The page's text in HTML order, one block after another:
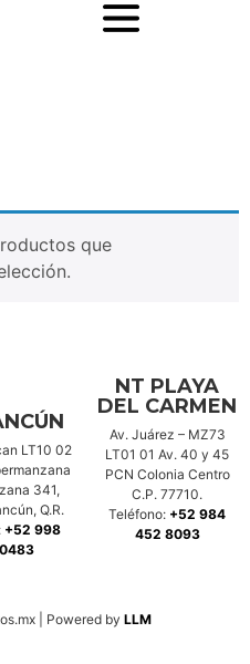
que
LT10 02
341,
Q.R.
+52 998
NT PLAYA
DEL CARMEN
Av. Juárez – MZ73
LT01 01 Av. 40 y 45
PCN Colonia Centro
C.P. 77710.
Teléfono: +52 984
452 8093
| Powered by LLM